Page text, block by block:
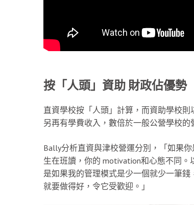
按「人頭」資助 財政佔優勢
直資學校按「人頭」計算，而資助學校
另再有學費收入，數倍於一般公營學校的
Bally分析直資與津校營運分別，「如果
生在班讀，你的 motivation和心態不同
是如果我的管理模式是少一個就少一筆
就要做得好，令它受歡迎。」